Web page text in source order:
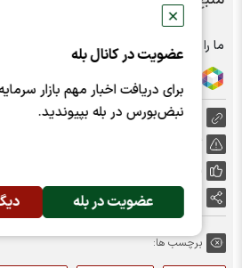
✕
عضویت در کانال بله
برای دریافت اخبار مهم بازار
نبض‌بورس در بله بپیوندید.
عضویت در بله
ما را در شبکه های اجتماعی دنبال کنید :
https://nabzebourse.com/000MI1
اشتراک گذاری
برچسب ها: